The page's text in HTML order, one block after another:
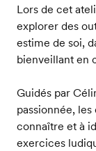
Lors de cet
explorer des
estime de soi,
bienveillant en
Guidés par
passionnée,
connaître et à
exercices